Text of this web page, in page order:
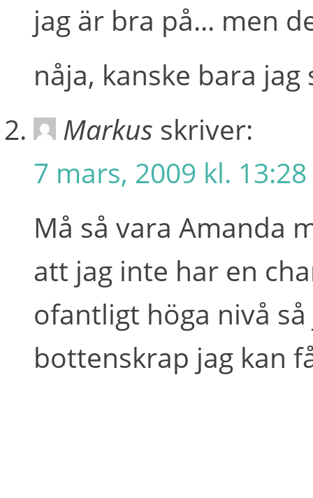
jag är bra på... men
nåja, kanske bara
Markus skriver:
7 mars, 2009 kl. 13:28
Må så vara Amanda
att jag inte har en
ofantligt höga nivå
bottenskrap jag kan